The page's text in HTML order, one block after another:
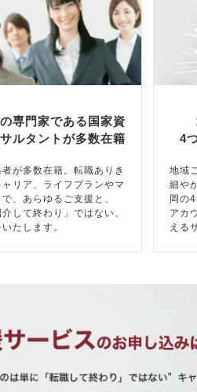
専門家である国家資
ルタントが多数在籍
が多数在籍。転職ありき
リア、ライフプランやマ
、あらゆるご支援と、
して終わり」ではない、
たします。
4
地域
細や
岡の
アカ
える